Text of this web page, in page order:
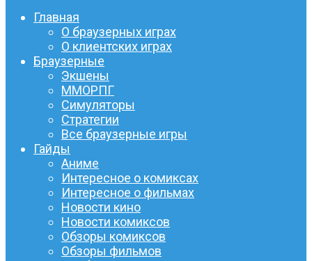
Главная
О браузерных играх
О клиентских играх
Браузерные
Экшены
ММОРПГ
Симуляторы
Стратегии
Все браузерные игры
Гайды
Аниме
Интересное о комиксах
Интересное о фильмах
Новости кино
Новости комиксов
Обзоры комиксов
Обзоры фильмов